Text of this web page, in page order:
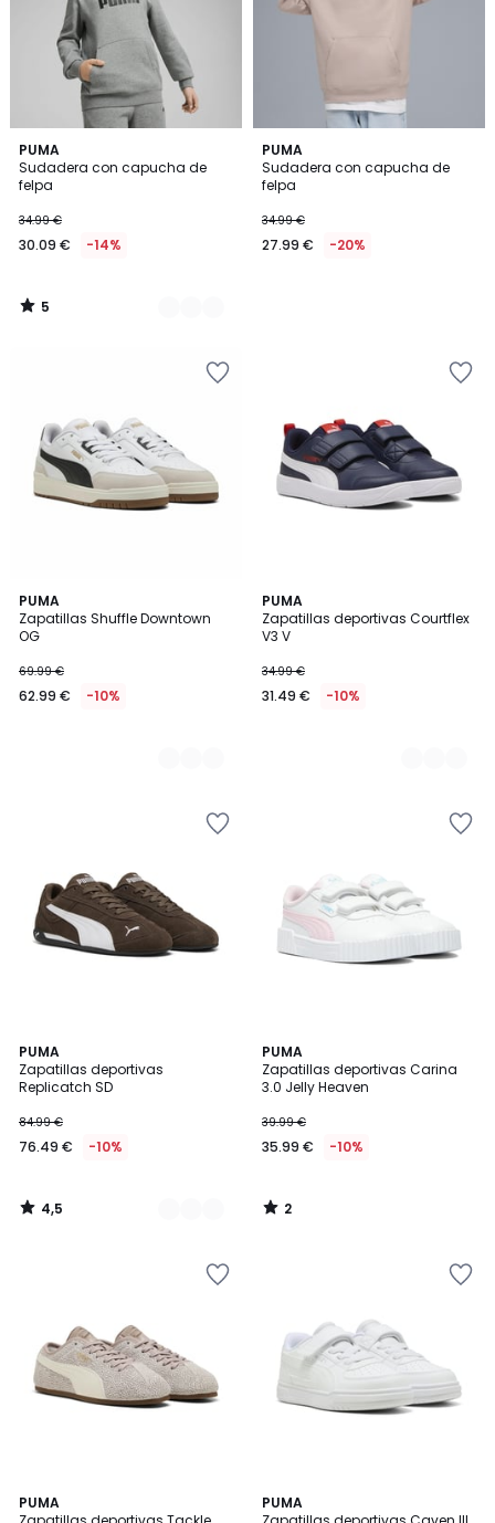
PUMA
Sudadera con capucha de
felpa
34.99 €
30.09 € -14%
5
/
5
3
Colores
5
/
PUMA
Sudadera con capucha de
felpa
34.99 €
27.99 € -20%
PUMA
Zapatillas Shuffle Downtown
OG
69.99 €
62.99 € -10%
2
Colores
PUMA
Zapatillas deportivas Courtflex
V3 V
34.99 €
31.49 € -10%
3
Colores
PUMA
Zapatillas deportivas
Replicatch SD
84.99 €
76.49 € -10%
4,5
/ 5
5
Colores
4,5
/
PUMA
Zapatillas deportivas Carina
3.0 Jelly Heaven
39.99 €
35.99 € -10%
2
/
5
2
/
PUMA
4,5
/ 5
2
PUMA
3